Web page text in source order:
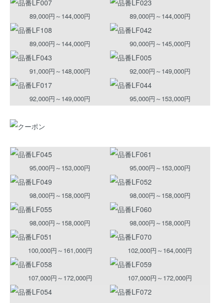
89,000円～144,000円 89,000円～144,000円
89,000円～144,000円 90,000円～145,000円
91,000円～148,000円 92,000円～149,000円
92,000円～149,000円 95,000円～153,000円
95,000円～153,000円 95,000円～153,000円
98,000円～158,000円 98,000円～158,000円
98,000円～158,000円 98,000円～158,000円
100,000円～161,000円 102,000円～164,000円
107,000円～172,000円 107,000円～172,000円